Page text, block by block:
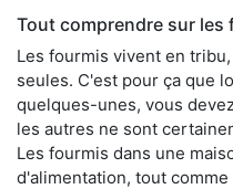
Tout comprendre sur les
Les fourmis vivent en
seules. C'est pour ça que
quelques-unes, vous
les autres ne sont
Les fourmis dans une
d'alimentation, tout